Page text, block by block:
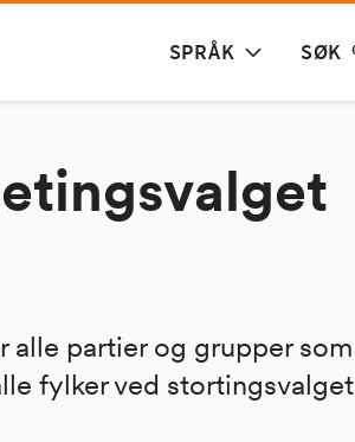
SPRÅK SØK
alle partier og grupper som
fylker ved stortingsvalget